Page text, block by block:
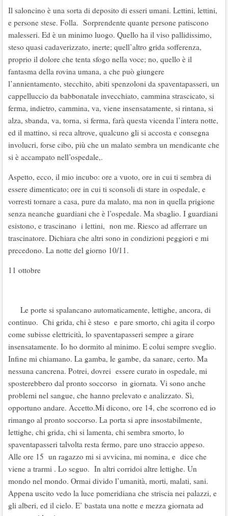
Il saloncino è una sorta di deposito di esseri umani. Lettini, lettini,
e persone stese. Folla. Sorprendente quante persone patiscono
malesseri. Ed è un minimo luogo. Quello ha il viso pallidissimo,
steso quasi cadaverizzato, inerte; quell’altro grida sofferenza,
proprio il dolore che tenta sfogo nella voce; no, quello è il
fantasma della rovina umana, a che può giungere
l’annientamento, stecchito, abiti spenzoloni da spaventapasseri, un
cappelluccio da babbonatale invecchiato, cammina strascicato, si
ferma, indietro, cammina, va, viene insensatamente, si rintana, si
alza, sbanda, va, torna, si ferma, farà questa vicenda l’intera notte,
ed il mattino, si reca altrove, qualcuno gli si accosta e consegna
involucri, forse cibo, più che un malato sembra un mendicante che
si è accampato nell’ospedale,.
Aspetto, ecco, il mio incubo: ore a vuoto, ore in cui ti sembra di
essere dimenticato; ore in cui ti sconsoli di stare in ospedale, e
vorresti tornare a casa, pure da malato, ma non in quella prigione
senza neanche guardiani che è l’ospedale. Ma sbaglio. I guardiani
esistono, e trascinano i lettini, non me. Riesco ad afferrare un
trascinatore. Dichiara che altri sono in condizioni peggiori e mi
precedono. La notte del giorno 10/11.
11 ottobre
Le porte si spalancano automaticamente, lettighe, ancora, di
continuo. Chi grida, chi è steso e pare smorto, chi agita il corpo
come subisse elettricità, lo spaventapasseri sempre a girare
insensatamente. Io ho dormito al minimo. E colui sempre sveglio.
Infine mi chiamano. La gamba, le gambe, da sanare, certo. Ma
nessuna cancrena. Potrei, dovrei essere curato in ospedale, mi
sposterebbero dal pronto soccorso in giornata. Vi sono anche
problemi nel sangue, che hanno prelevato e analizzato. Sì,
opportuno andare. Accetto.Mi dicono, ore 14, che scorrono ed io
rimango al pronto soccorso. La porta si apre insostabilmente,
lettighe, chi grida, chi si lamenta, chi sembra smorto, lo
spaventapasseri talvolta resta fermo, pare uno straccio appeso.
Alle ore 15 un ragazzo mi si avvicina, mi nomina, e dice che
viene a trarmi . Lo seguo. In altri corridoi altre lettighe. Un
mondo nel mondo. Ormai divido l’umanità, morti, malati, sani.
Appena uscito vedo la luce pomeridiana che striscia nei palazzi, e
gli alberi, ed il cielo. E’ bastata una notte e mezza giornata ad